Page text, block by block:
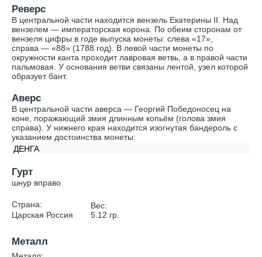
Реверс
В центральной части находится вензель Екатерины II. Над
вензелем — императорская корона. По обеим сторонам от
вензеля цифры в годе выпуска монеты: слева «17»,
справа — «88» (1788 год). В левой части монеты по
окружности канта проходит лавровая ветвь, а в правой части
пальмовая. У основания ветви связаны лентой, узел которой
образует бант.
Аверс
В центральной части аверса — Георгий Победоносец на
коне, поражающий змия длинным копьём (голова змия
справа). У нижнего края находится изогнутая бандероль с
указанием достоинства монеты:
ДЕНГА
Гурт
шнур вправо
Страна:
Царская Россия
Вес:
5.12 гр.
Металл